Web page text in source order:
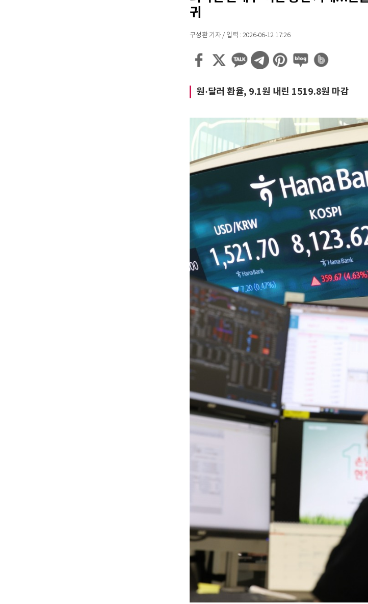
귀
구성환 기자 / 입력 : 2026-06-12 17:26
원·달러 환율, 9.1원 내린 1519.8원 마감